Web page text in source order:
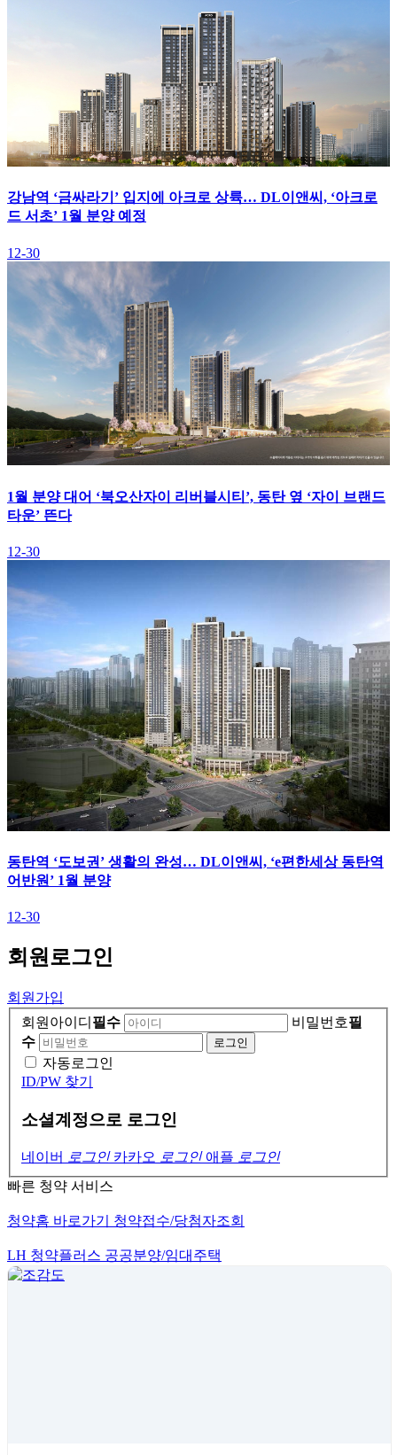
강남역 ‘금싸라기’ 입지에 아크로 상륙… DL이앤씨, ‘아크로
드 서초’ 1월 분양 예정
12-30
1월 분양 대어 ‘북오산자이 리버블시티’, 동탄 옆 ‘자이 브랜드
타운’ 뜬다
12-30
동탄역 ‘도보권’ 생활의 완성… DL이앤씨, ‘e편한세상 동탄역
어반원’ 1월 분양
12-30
회원 로그인
회원가입
회원아이디 필수 비밀번호필
수
자동로그인
ID/PW 찾기
소셜계정으로 로그인
네이버 로그인 카카오 로그인 애플 로그인
빠른 청약 서비스
청약홈 바로가기 청약접수/당첨자조회
LH 청약플러스 공공분양/임대주택